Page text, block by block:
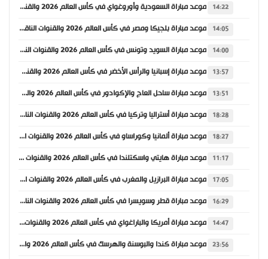
14:22 موعد مباراة السعودية وأوروغواي في كأس العالم 2026 والقنوات الناقلة
14:05 موعد مباراة بلجيكا ومصر في كأس العالم 2026 والقنوات الناقلة
14:00 موعد مباراة السويد وتونس في كأس العالم 2026 والقنوات الناقلة
13:57 موعد مباراة إسبانيا والرأس الأخضر في كأس العالم 2026 والقنوات الناقلة
13:51 موعد مباراة ساحل العاج والإكوادور في كأس العالم 2026 والقنوات الناقلة
18:28 موعد مباراة أستراليا وتركيا في كأس العالم 2026 والقنوات الناقلة
18:27 موعد مباراة ألمانيا وكوراساو في كأس العالم 2026 والقنوات الناقلة
11:17 موعد مباراة هايتي واسكتلندا في كأس العالم 2026 والقنوات الناقلة
17:05 موعد مباراة البرازيل والمغرب في كأس العالم 2026 والقنوات الناقلة
16:29 موعد مباراة قطر وسويسرا في كأس العالم 2026 والقنوات الناقلة
14:47 موعد مباراة أمريكا والباراغواي في كأس العالم 2026 والقنوات الناقلة
23:56 موعد مباراة كندا والبوسنة والهرسك في كأس العالم 2026 والقنوات الناقلة